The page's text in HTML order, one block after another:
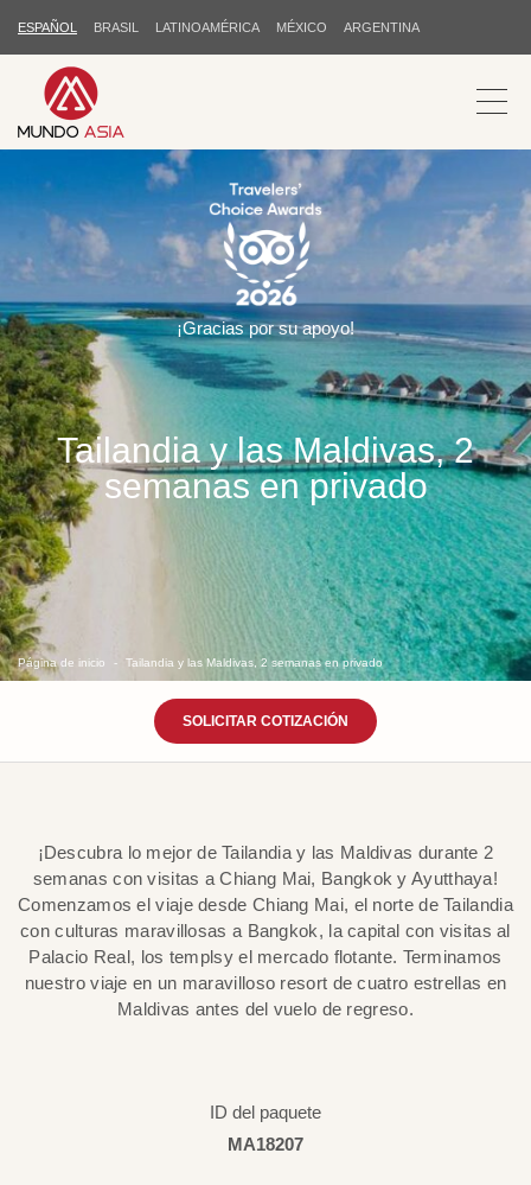
ESPAÑOL BRASIL LATINOAMÉRICA MÉXICO ARGENTINA
Tailandia y las Maldivas, 2
semanas en privado
Página de inicio Tailandia y las Maldivas, 2 semanas en privado
¡Gracias por su apoyo!
SOLICITAR COTIZACIÓN
¡Descubra lo mejor de Tailandia y las Maldivas durante 2
semanas con visitas a Chiang Mai, Bangkok y Ayutthaya!
Comenzamos el viaje desde Chiang Mai, el norte de Tailandia
con culturas maravillosas a Bangkok, la capital con visitas al
Palacio Real, los templsy el mercado flotante. Terminamos
nuestro viaje en un maravilloso resort de cuatro estrellas en
Maldivas antes del vuelo de regreso.
ID del paquete
MA18207